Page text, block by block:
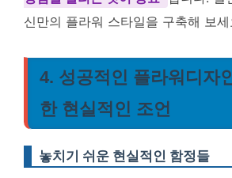
신만의 플라워 스타일을 구축해 보세
4. 성공적인 플라워디자
한 현실적인 조언
놓치기 쉬운 현실적인 함정들